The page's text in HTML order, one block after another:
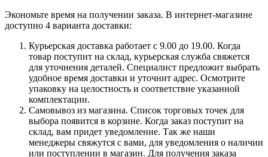
Экономьте время на получении заказа. В интернет-магазине
доступно 4 варианта доставки:
Курьерская доставка работает с 9.00 до 19.00. Когда
товар поступит на склад, курьерская служба свяжется
для уточнения деталей. Специалист предложит выбрать
удобное время доставки и уточнит адрес. Осмотрите
упаковку на целостность и соответствие указанной
комплектации.
Самовывоз из магазина. Список торговых точек для
выбора появится в корзине. Когда заказ поступит на
склад, вам придет уведомление. Так же наши
менеджеры свяжутся с вами, для уведомления о наличии
или поступлении в магазин. Для получения заказа